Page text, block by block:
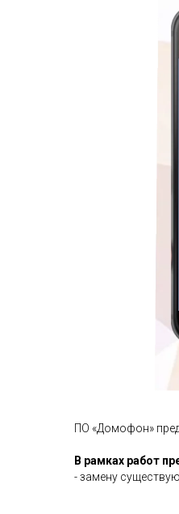
ПО «Домофон»
В рамках работ
- замену